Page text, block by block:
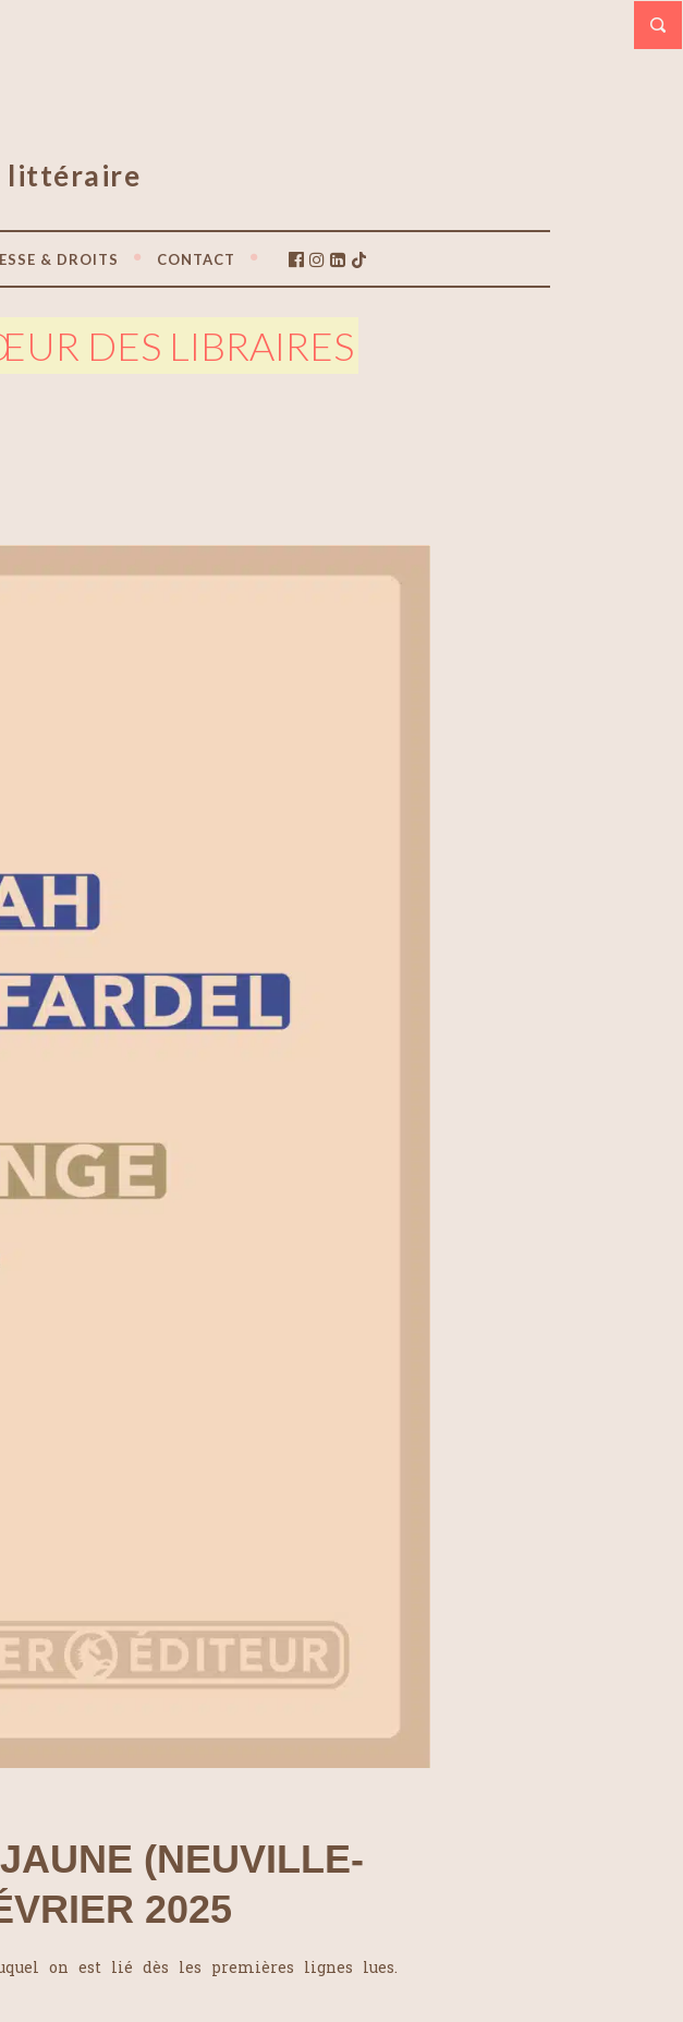
littéraire
& DROITS CONTACT
DES LIBRAIRES
(NEUVILLE-
2025
on est lié dès les premières lignes lues.